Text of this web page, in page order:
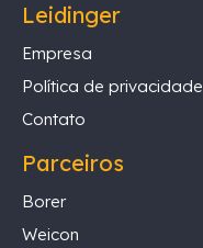
Leidinger
Empresa
Política de privacidade
Contato
Parceiros
Borer
Weicon